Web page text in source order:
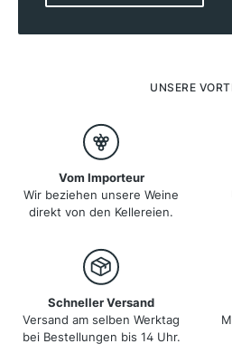
Besonders die Rebsorte Malbec
Chardonnay tragen zur Vielfalt
sich durch ihre Qualität, Tiefe
aus, die das kühle Klima der
UNSERE
Vom Importeur
Wir beziehen unsere Weine
direkt von den Kellereien.
Schneller Versand
Versand am selben Werktag
bei Bestellungen bis 14 Uhr.